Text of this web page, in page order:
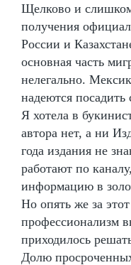
Щелково и
получения
России и
основная часть
нелегально.
надеются посадить
Я хотела в
автора нет, а ни
года издания не
работают по
информацию в
Но опять же за
профессионализм
приходилось
Долю